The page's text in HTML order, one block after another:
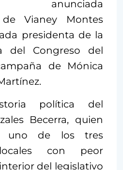
anunciada
de Vianey Montes
presidenta de la
del Congreso del
de Mónica
política del
Becerra, quien
uno de los tres
con peor
del legislativo